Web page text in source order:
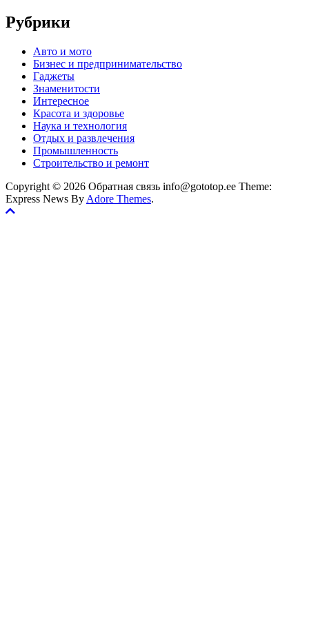
Рубрики
Авто и мото
Бизнес и предпринимательство
Гаджеты
Знаменитости
Интересное
Красота и здоровье
Наука и технология
Отдых и развлечения
Промышленность
Строительство и ремонт
Copyright © 2026 Обратная связь info@gototop.ee Theme:
Express News By Adore Themes.